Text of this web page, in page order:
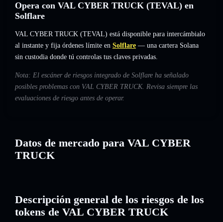
Opera con VAL CYBER TRUCK (TEVAL) en
Solflare
VAL CYBER TRUCK (TEVAL) está disponible para intercámbialo
al instante y fija órdenes límite en Solflare — una cartera Solana
sin custodia donde tú controlas tus claves privadas.
Nota: El escáner de riesgos integrado de Solflare ha señalado
posibles problemas con VAL CYBER TRUCK. Revisa siempre las
evaluaciones de riesgo antes de operar.
Datos de mercado para VAL CYBER
TRUCK
Descripción general de los riesgos de los
tokens de VAL CYBER TRUCK